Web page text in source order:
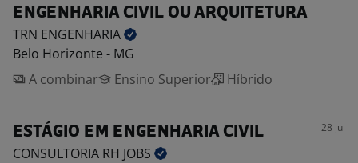
ENGENHARIA CIVIL OU ARQUITETURA
TRN ENGENHARIA
Belo Horizonte - MG
A combinar
Ensino Superior Híbrido
ESTÁGIO EM ENGENHARIA CIVIL 28 jul
CONSULTORIA RH JOBS